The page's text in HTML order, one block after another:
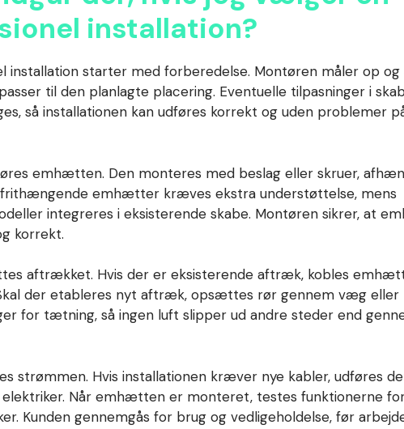
installation?
installation starter med forberedelse. Montøren måler op og
til den planlagte placering. Eventuelle tilpasninger i
så installationen kan udføres korrekt og uden problemer
emhætten. Den monteres med beslag eller skruer,
frithængende emhætter kræves ekstra understøttelse, mens
integreres i eksisterende skabe. Montøren sikrer, at
korrekt.
aftrækket. Hvis der er eksisterende aftræk, kobles
der etableres nyt aftræk, opsættes rør gennem væg eller
for tætning, så ingen luft slipper ud andre steder end
strømmen. Hvis installationen kræver nye kabler, udføres
Når emhætten er monteret, testes funktionerne
Kunden gennemgås for brug og vedligeholdelse, før